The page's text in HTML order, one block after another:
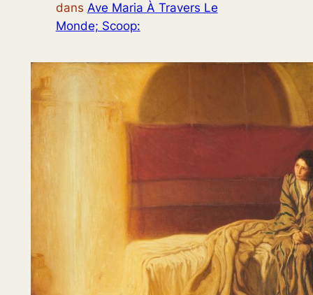
dans Ave Maria À Travers Le
Monde; Scoop: